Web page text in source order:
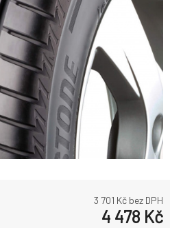
3 701 Kč bez DPH
4 478 Kč